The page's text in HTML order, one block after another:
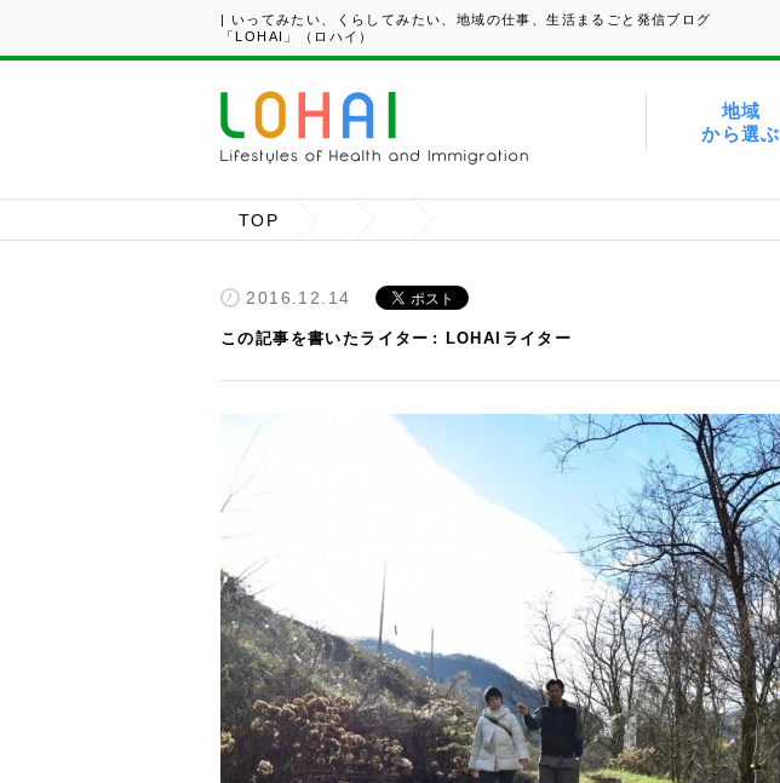
| いってみたい、くらしてみたい、地域の仕事、生活まるごと発信ブログ
「LOHAI」（ロハイ）
地域
から選ぶ
TOP
2016.12.14
この記事を書いたライター LOHAIライター